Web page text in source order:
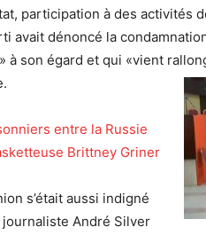
participation à des activités
avait dénoncé la
à son égard et qui «vient
entre la Russie
Brittney Griner
s’était aussi indigné
André Silver